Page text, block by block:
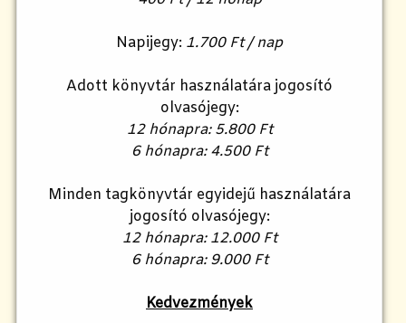
Napijegy: 1.700 Ft / nap
Adott könyvtár használatára jogosító
olvasójegy:
12 hónapra: 5.800 Ft
6 hónapra: 4.500 Ft
Minden tagkönyvtár egyidejű használatára
jogosító olvasójegy:
12 hónapra: 12.000 Ft
6 hónapra: 9.000 Ft
Kedvezmények